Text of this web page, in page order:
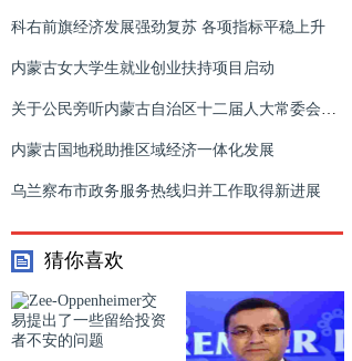
科右前旗经济发展强劲复苏​ 各项指标平稳上升
内蒙古女大学生就业创业扶持项目启动
关于公民旁听内蒙古自治区十二届人大常委会第二十四次会议的公告
内蒙古国地税助推区域经济一体化发展
乌兰察布市政务服务热线归并工作取得新进展
猜你喜欢